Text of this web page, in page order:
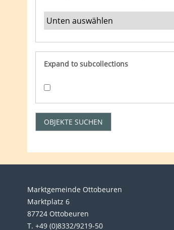
Expand to subcollections
Marktgemeinde Ottobeuren
Marktplatz 6
87724 Ottobeuren
T. +49 (0)8332/9219-50